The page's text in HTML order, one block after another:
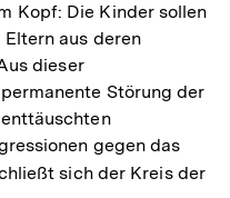
Kopf: Die Kinder sollen
aus deren
dieser
Störung der
gegen das
sich der Kreis der
Zum